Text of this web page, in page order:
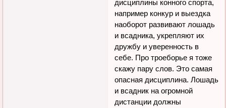
дисциплины конного спорта,
например конкур и выездка
наоборот развивают лошадь
и всадника, укрепляют их
дружбу и уверенность в
себе. Про троеборье я тоже
скажу пару слов. Это самая
опасная дисциплина. Лошадь
и всадник на огромной
дистанции должны